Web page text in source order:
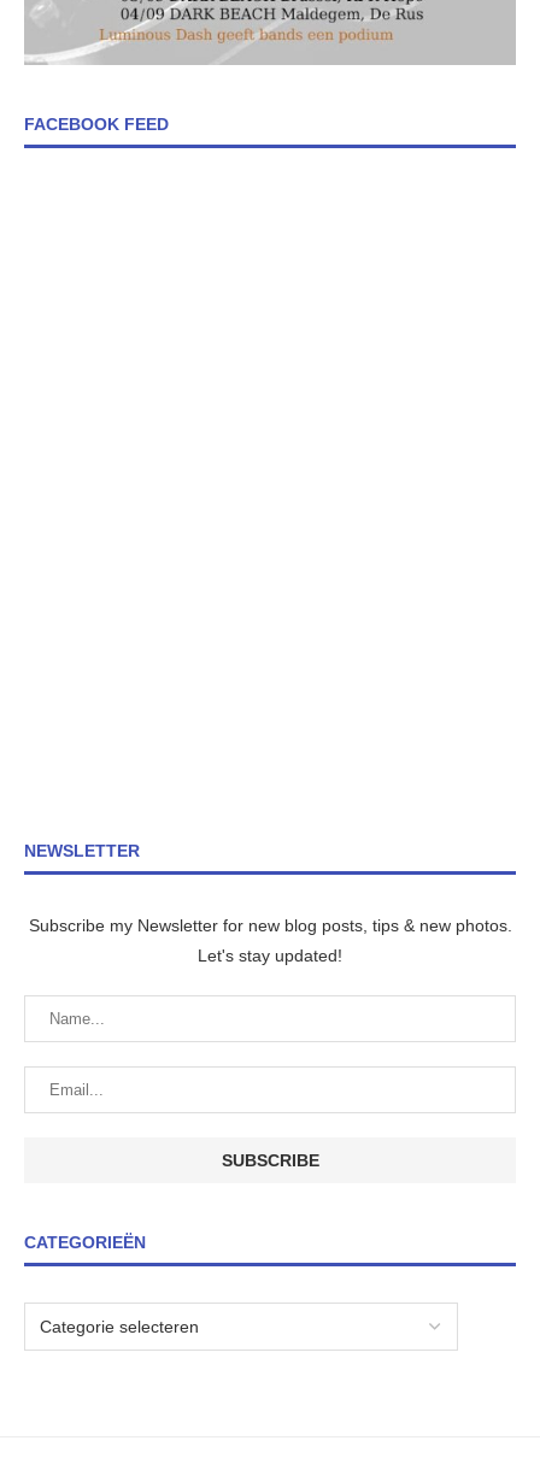
FACEBOOK FEED
NEWSLETTER
Subscribe my Newsletter for new blog posts, tips & new photos.
Let's stay updated!
CATEGORIEËN